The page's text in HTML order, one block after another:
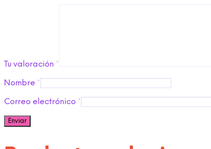
Tu valoración *
Nombre *
Correo electrónico *